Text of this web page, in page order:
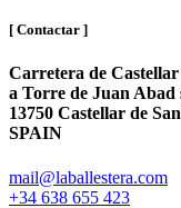
[ Contactar ]
Carretera de Castellar
a Torre de Juan Abad
13750 Castellar de
SPAIN
mail@laballestera.com
+34 638 655 423